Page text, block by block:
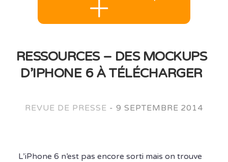
RESSOURCES – DES MOCKUPS
D’IPHONE 6 À TÉLÉCHARGER
REVUE DE PRESSE - 9 SEPTEMBRE 2014
L’iPhone 6 n’est pas encore sorti mais on trouve